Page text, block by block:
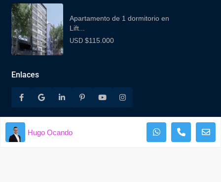
Apartamento de 1 dormitorio en
Lift...
USD$115.000
Enlaces
Hugo Ocando